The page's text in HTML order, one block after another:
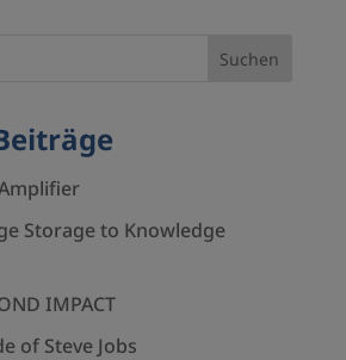
Storage to Knowledge
IMPACT
of Steve Jobs